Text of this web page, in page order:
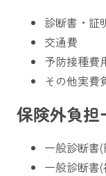
診断書・証
交通費
予防接種費
その他実費
保険外負
一般診断書
一般診断書